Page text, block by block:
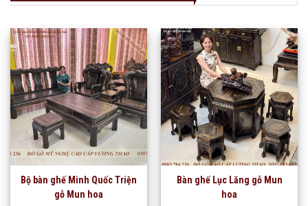
Bộ bàn ghế Minh Quốc Triện
gỗ Mun hoa
Bàn ghế Lục Lăng gỗ Mun
hoa